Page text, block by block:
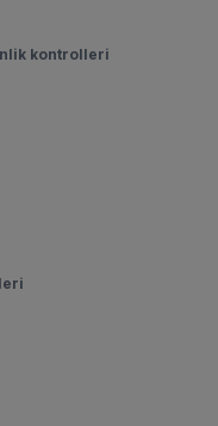
kontrolleri